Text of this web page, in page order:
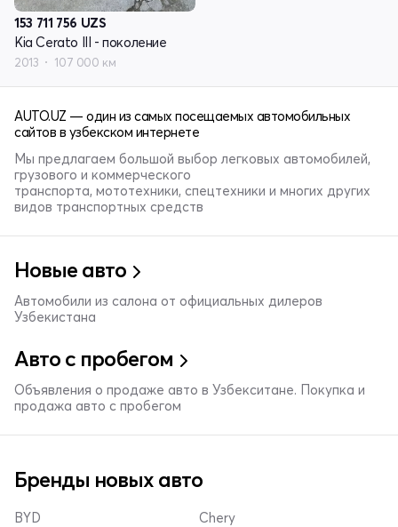
153 711 756 UZS
Kia Cerato III - поколение
2013 107 000 км
AUTO.UZ — один из самых посещаемых автомобильных
сайтов в узбекском интернете
Мы предлагаем большой выбор легковых автомобилей,
грузового и коммерческого
транспорта, мототехники, спецтехники и многих других
видов транспортных средств
Новые авто
Автомобили из салона от официальных дилеров
Узбекистана
Авто с пробегом
Объявления о продаже авто в Узбекситане. Покупка и
продажа авто с пробегом
Бренды новых авто
BYD Chery